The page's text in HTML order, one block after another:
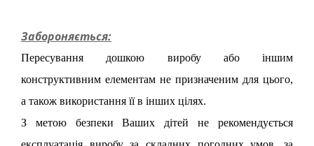
Забороняється:
Пересування дошкою виробу або іншим
конструктивним елементам не призначеним для цього,
а також використання її в інших цілях.
З метою безпеки Ваших дітей не рекомендується